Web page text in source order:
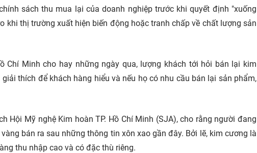
sách thu mua lại của doanh nghiệp trước khi quyết định "xuống
khi thị trường xuất hiện biến động hoặc tranh chấp về chất lượng sản
Chí Minh cho hay những ngày qua, lượng khách tới hỏi bán lại kim
thích để khách hàng hiểu và nếu họ có nhu cầu bán lại sản phẩm,
Hội Mỹ nghệ Kim hoàn TP. Hồ Chí Minh (SJA), cho rằng người đang
bán ra sau những thông tin xôn xao gần đây. Bởi lẽ, kim cương là
thu nhập cao và có đặc thù riêng.